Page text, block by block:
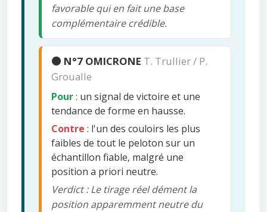
favorable qui en fait une base
complémentaire crédible.
🟠 N°7 OMICRONE T. Trullier / P.
Groualle
Pour: un signal de victoire et une
tendance de forme en hausse.
Contre : l'un des couloirs les plus
faibles de tout le peloton sur un
échantillon fiable, malgré une
position a priori neutre.
Verdict : Le tirage réel dément la
position apparemment neutre du